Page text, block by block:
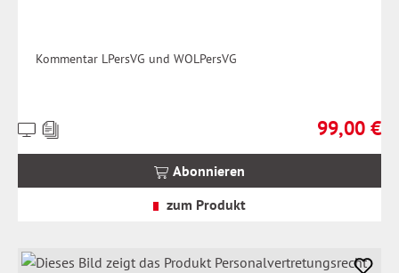
Kommentar LPersVG und WOLPersVG
Regulärer
99,00 €
Preise
Abonnieren
zum Produkt